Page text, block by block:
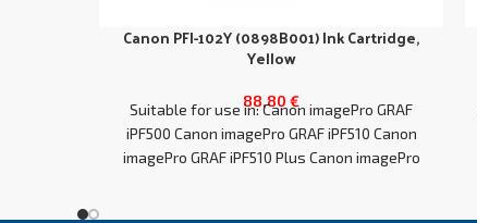
Canon PFI-102Y (0898B001) Ink Cartridge,
Yellow
88,80 €
Suitable for use in: Canon imagePro GRAF
iPF500 Canon imagePro GRAF iPF510 Canon
imagePro GRAF iPF510 Plus Canon imagePro